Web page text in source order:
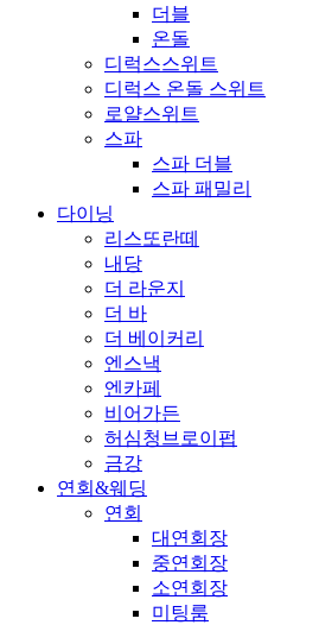
더블
온돌
디럭스스위트
디럭스 온돌 스위트
로얄스위트
스파
스파 더블
스파 패밀리
다이닝
리스또란떼
내당
더 라운지
더 바
더 베이커리
엔스낵
엔카페
비어가든
허심청브로이펍
금강
연회&웨딩
연회
대연회장
중연회장
소연회장
미팅룸